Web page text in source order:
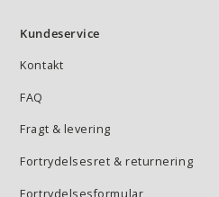
Kundeservice
Kontakt
FAQ
Fragt & levering
Fortrydelsesret & returnering
Fortrydelsesformular